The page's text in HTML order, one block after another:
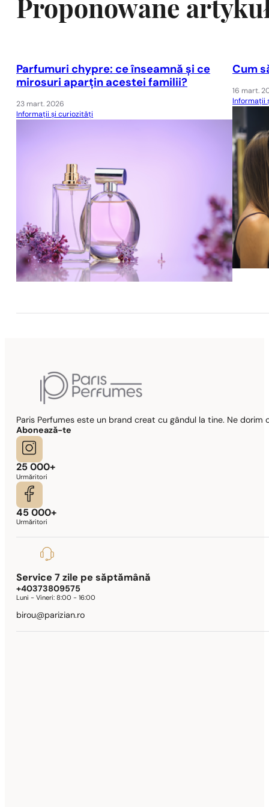
Proponowane
Parfumuri chypre: ce înseamnă și ce
mirosuri aparțin acestei familii?
23 mart. 2026
Informații și curiozități
Cum
16 mart.
Informații
Paris Perfumes este un brand creat cu gândul la tine. Ne
Abonează-te
25 000+
Urmăritori
45 000+
Urmăritori
Service 7 zile pe săptămână
+40373809575
Luni - Vineri:8:00 - 16:00
birou@parizian.ro